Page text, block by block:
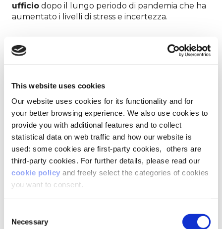
This website uses cookies
Our website uses cookies for its functionality and for
your better browsing experience. We also use cookies to
provide you with additional features and to collect
statistical data on web traffic and how our website is
used: some cookies are first-party cookies, others are
third-party cookies. For further details, please read our
cookie policy and freely select the categories of cookies
you want to consent.
Selection
Necessary
ufficio dopo il lungo periodo di pandemia che ha
aumentato i livelli di stress e incertezza.
Tutte le esperienze di
vita contano
loro interezza , non parzialmente come
professionisti, le persone possono stare meglio
anche sul lavoro. D’altra parte, leesperienze
della vita privatasono un’occasione di sviluppo
di competenze trasferibili nella sfera professionale
e rappresentano una vera e propriapalestra per
allenare quelle soft skill così utili in tutti i
nostri ruoli di vita
Per esempio,la genitorialitàpuò essere una
straordinaria leva di crescita professionale. La
relazione quotidiana, sfidante e coinvolgente con